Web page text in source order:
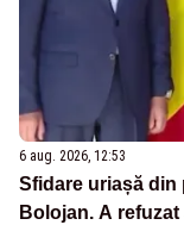
6 aug. 2026, 12:53
Sfidare uriașă din
Bolojan. A